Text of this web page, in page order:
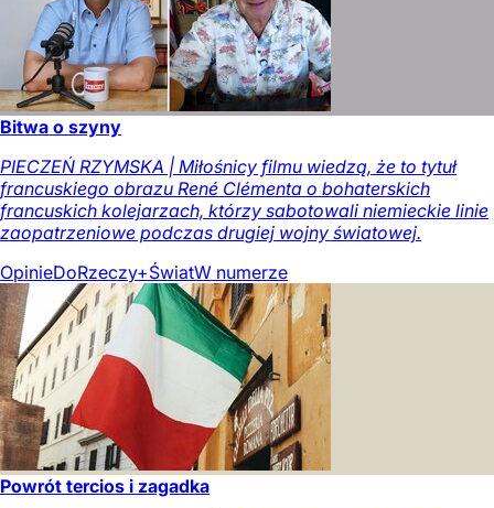
Bitwa o szyny
PIECZEŃ RZYMSKA | Miłośnicy filmu wiedzą, że to tytuł
francuskiego obrazu René Clémenta o bohaterskich
francuskich kolejarzach, którzy sabotowali niemieckie linie
zaopatrzeniowe podczas drugiej wojny światowej.
OpinieDoRzeczy+ŚwiatW numerze
Powrót tercios i zagadka